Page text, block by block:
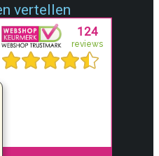
vertellen